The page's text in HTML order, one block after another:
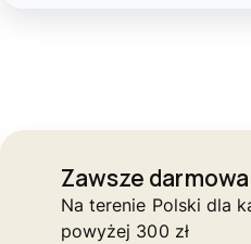
Zawsze
Na terenie Polski dla
powyżej 300 zł